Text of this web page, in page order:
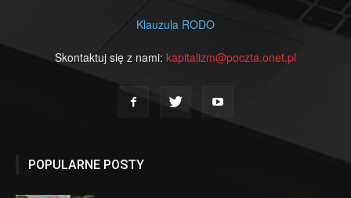
Klauzula RODO
Skontaktuj się z nami: kapitalizm@poczta.onet.pl
POPULARNE POSTY